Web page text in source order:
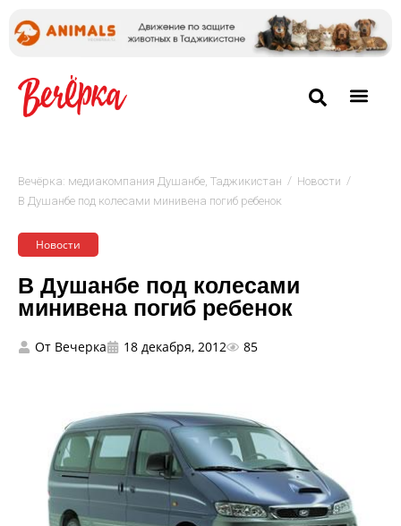
Вечёрка: медиакомпания Душанбе, Таджикистан / Новости /
В Душанбе под колесами минивена погиб ребенок
Новости
В Душанбе под колесами
минивена погиб ребенок
От Вечерка 18 декабря, 2012 85